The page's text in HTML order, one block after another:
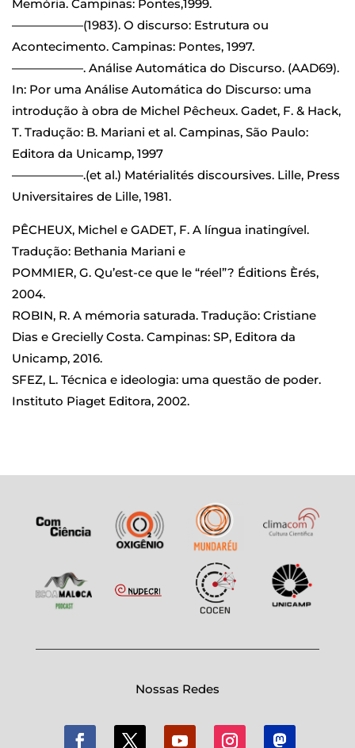
Memória. Campinas: Pontes,1999.
——————(1983). O discurso: Estrutura ou
Acontecimento. Campinas: Pontes, 1997.
——————. Análise Automática do Discurso. (AAD69).
In: Por uma Análise Automática do Discurso: uma
introdução à obra de Michel Pêcheux. Gadet, F. & Hack,
T. Tradução: B. Mariani et al. Campinas, São Paulo:
Editora da Unicamp, 1997
——————.(et al.) Matérialités discoursives. Lille, Press
Universitaires de Lille, 1981.
PÊCHEUX, Michel e GADET, F. A língua inatingível.
Tradução: Bethania Mariani e
POMMIER, G. Qu’est-ce que le “réel”? Éditions Èrés,
2004.
ROBIN, R. A mémoria saturada. Tradução: Cristiane
Dias e Grecielly Costa. Campinas: SP, Editora da
Unicamp, 2016.
SFEZ, L. Técnica e ideologia: uma questão de poder.
Instituto Piaget Editora, 2002.
Nossas Redes